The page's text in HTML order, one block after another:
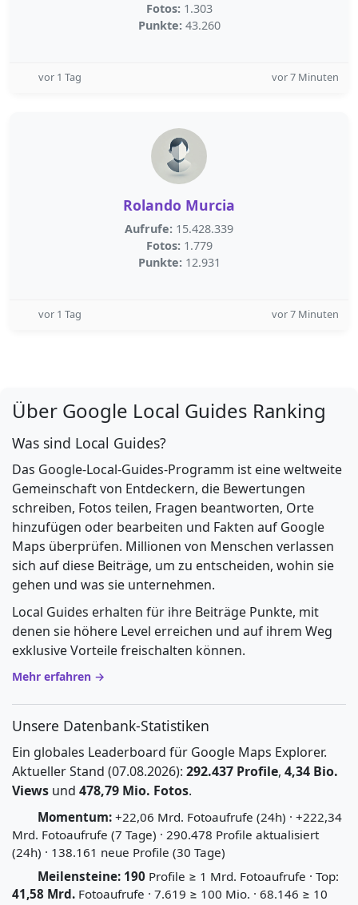
Fotos: 1.303
Punkte: 43.260
vor 1 Tag vor 7 Minuten
Rolando Murcia
Aufrufe: 15.428.339
Fotos: 1.779
Punkte: 12.931
vor 1 Tag vor 7 Minuten
Über Google Local Guides Ranking
Was sind Local Guides?
Das Google-Local-Guides-Programm ist eine weltweite
Gemeinschaft von Entdeckern, die Bewertungen
schreiben, Fotos teilen, Fragen beantworten, Orte
hinzufügen oder bearbeiten und Fakten auf Google
Maps überprüfen. Millionen von Menschen verlassen
sich auf diese Beiträge, um zu entscheiden, wohin sie
gehen und was sie unternehmen.
Local Guides erhalten für ihre Beiträge Punkte, mit
denen sie höhere Level erreichen und auf ihrem Weg
exklusive Vorteile freischalten können.
Mehr erfahren →
Unsere Datenbank-Statistiken
Ein globales Leaderboard für Google Maps Explorer.
Aktueller Stand (07.08.2026): 292.437 Profile, 4,34 Bio.
Views und 478,79 Mio. Fotos.
Momentum: +22,06 Mrd. Fotoaufrufe (24h) · +222,34
Mrd. Fotoaufrufe (7 Tage) · 290.478 Profile aktualisiert
(24h) · 138.161 neue Profile (30 Tage)
Meilensteine: 190 Profile ≥ 1 Mrd. Fotoaufrufe · Top:
41,58 Mrd. Fotoaufrufe · 7.619 ≥ 100 Mio. · 68.146 ≥ 10